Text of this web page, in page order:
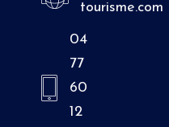
tourisme.com
04
77
60
12